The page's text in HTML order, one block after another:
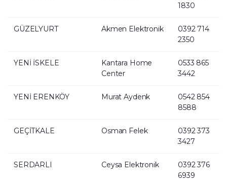
1830
GÜZELYURT Akmen Elektronik
0392 714
2350
YENİ İSKELE
Kantara Home
Center
0533 865
3442
YENİ ERENKÖY Murat Aydenk
0542 854
8588
GEÇİTKALE Osman Felek
0392 373
3427
SERDARLI Ceysa Elektronik
0392 376
6939